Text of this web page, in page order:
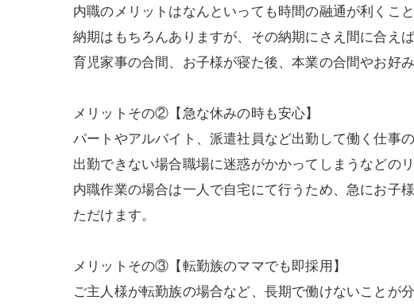
内職のメリットはなんといっても時間の融通が利くこと
納期はもちろんありますが、その納期にさえ間に合え
育児家事の合間、お子様が寝た後、本業の合間やお好
メリットその②【急な休みの時も安心】
パートやアルバイト、派遣社員など出勤して働く仕事
出勤できない場合職場に迷惑がかかってしまうなどのリ
内職作業の場合は一人で自宅にて行うため、急にお子
ただけます。
メリットその③【転勤族のママでも即採用】
ご主人様が転勤族の場合など、長期で働けないことが